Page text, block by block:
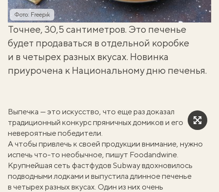
Фото: Freepik
Точнее, 30,5 сантиметров. Это печенье
будет продаваться в отдельной коробке
и в четырех разных вкусах. Новинка
приурочена к Национальному дню печенья.
Выпечка — это искусство, что еще раз доказал
традиционный конкурс пряничных домиков и его
невероятные победители.
А чтобы привлечь к своей продукции внимание, нужно
испечь что-то необычное, пишут Foodandwine.
Крупнейшая сеть фастфудов Subway вдохновилось
подводными лодками и выпустила длинное печенье
в четырех разных вкусах. Один из них очень